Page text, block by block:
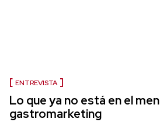
ENTREVISTA
Lo que ya no está en el
gastromarketing